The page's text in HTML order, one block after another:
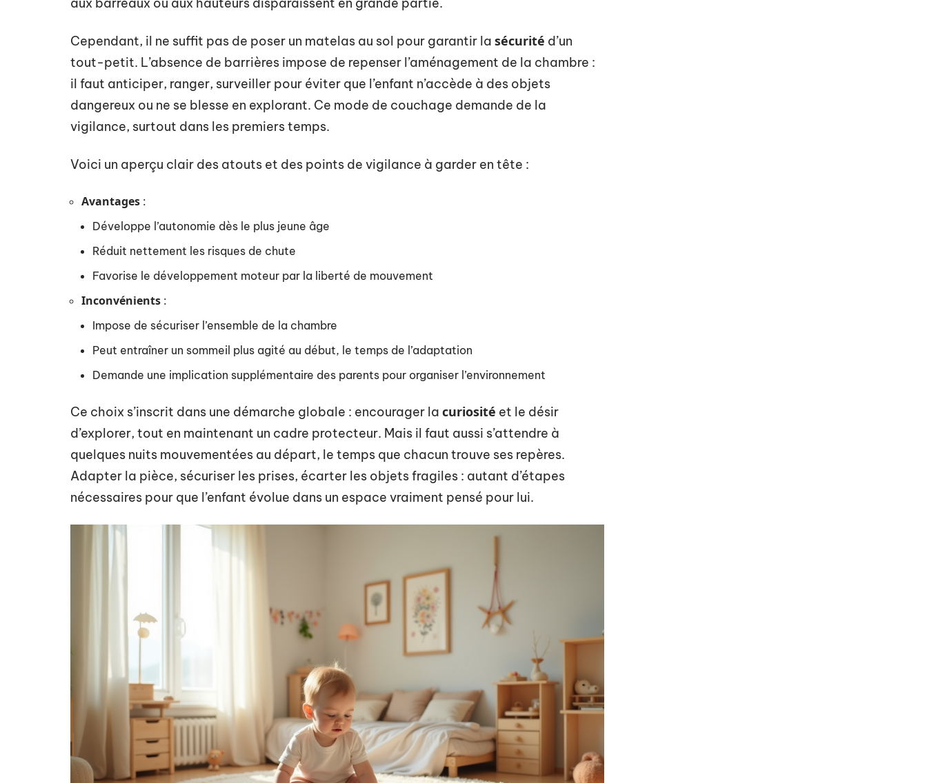
Cependant, il ne suffit pas de poser un matelas au sol pour garantir la sécurité d’un
tout-petit. L’absence de barrières impose de repenser l’aménagement de la chambre :
il faut anticiper, ranger, surveiller pour éviter que l’enfant n’accède à des objets
dangereux ou ne se blesse en explorant. Ce mode de couchage demande de la
vigilance, surtout dans les premiers temps.
Voici un aperçu clair des atouts et des points de vigilance à garder en tête :
Avantages :
Développe l’autonomie dès le plus jeune âge
Réduit nettement les risques de chute
Favorise le développement moteur par la liberté de mouvement
Inconvénients :
Impose de sécuriser l’ensemble de la chambre
Peut entraîner un sommeil plus agité au début, le temps de l’adaptation
Demande une implication supplémentaire des parents pour organiser l’environnement
Ce choix s’inscrit dans une démarche globale : encourager la curiosité et le désir
d’explorer, tout en maintenant un cadre protecteur. Mais il faut aussi s’attendre à
quelques nuits mouvementées au départ, le temps que chacun trouve ses repères.
Adapter la pièce, sécuriser les prises, écarter les objets fragiles : autant d’étapes
nécessaires pour que l’enfant évolue dans un espace vraiment pensé pour lui.